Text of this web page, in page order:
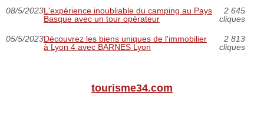
08/5/2023L'expérience inoubliable du camping au Pays
Basque avec un tour opérateur
2 645
cliques
05/5/2023Découvrez les biens uniques de l'immobilier
à Lyon 4 avec BARNES Lyon
2 813
cliques
tourisme34.com